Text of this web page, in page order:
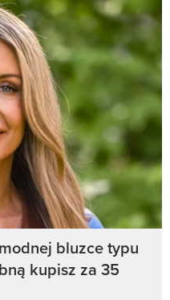
bluzce typu
kupisz za 35